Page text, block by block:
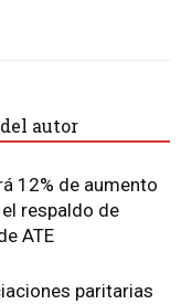
autor
12% de aumento
respaldo de
ATE
paritarias